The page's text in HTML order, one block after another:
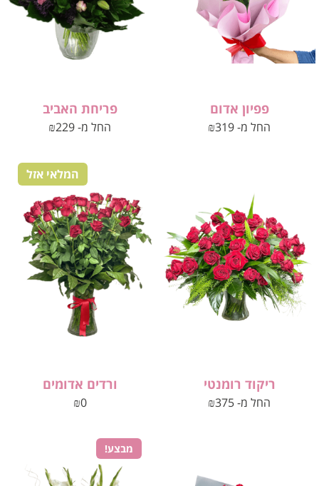
פפיון אדום
החל מ- ₪319
פריחת האביב
החל מ- ₪229
ריקוד רומנטי
החל מ- ₪375
המלאי אזל
ורדים אדומים
₪0
מבצע!